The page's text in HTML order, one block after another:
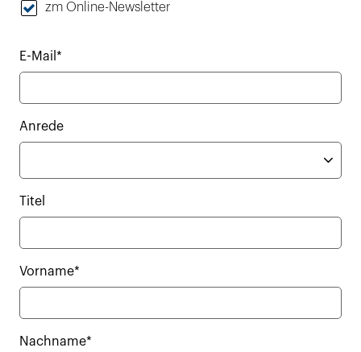
zm Online-Newsletter
E-Mail*
Anrede
Titel
Vorname*
Nachname*